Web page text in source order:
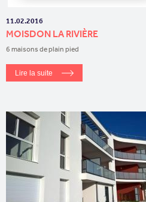
11.02.2016
MOISDON LA RIVIÈRE
6 maisons de plain pied
Lire la suite